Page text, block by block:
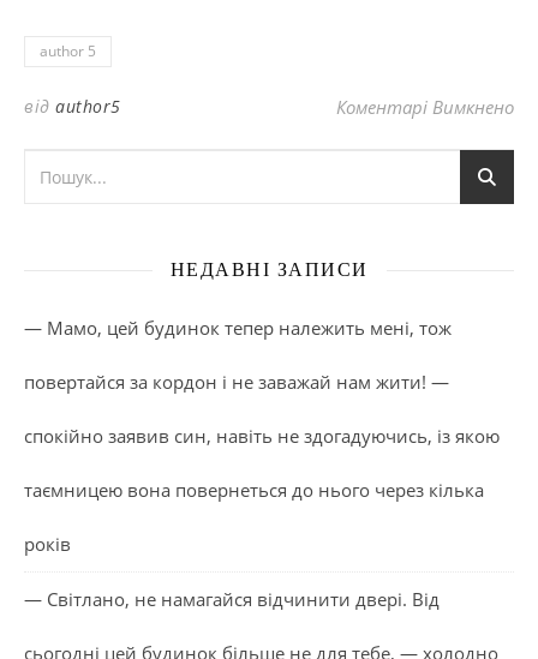
author 5
від author5 Коментарі Вимкненодо
НЕДАВНІ ЗАПИСИ
— Мамо, цей будинок тепер належить мені, тож
повертайся за кордон і не заважай нам жити! —
спокійно заявив син, навіть не здогадуючись, із якою
таємницею вона повернеться до нього через кілька
років
— Світлано, не намагайся відчинити двері. Від
сьогодні цей будинок більше не для тебе, — холодно